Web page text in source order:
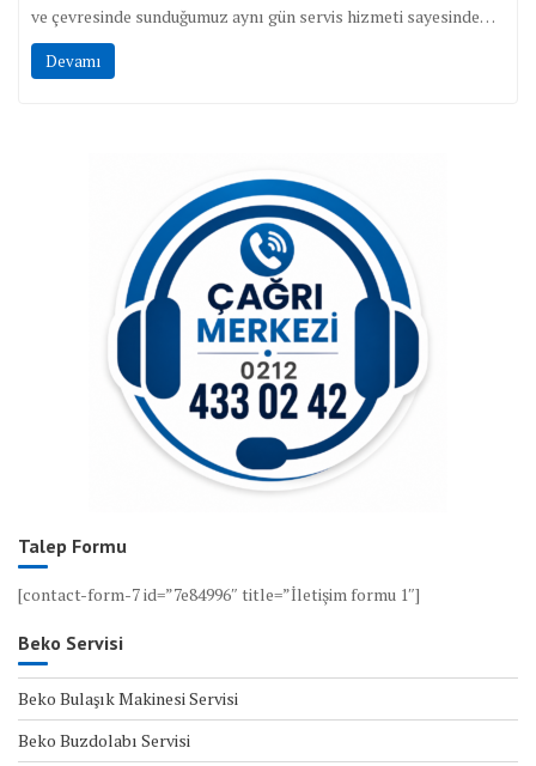
ve çevresinde sunduğumuz aynı gün servis hizmeti sayesinde…
Devamı
Talep Formu
[contact-form-7 id=”7e84996″ title=”İletişim formu 1″]
Beko Servisi
Beko Bulaşık Makinesi Servisi
Beko Buzdolabı Servisi